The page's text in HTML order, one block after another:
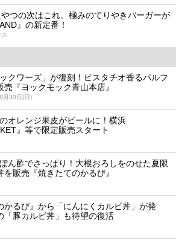
つの次はこれ。極みのてりやきバーガーが
』の新定番！
クワーズ」が復刻！ピスタチオ香るパルフ
売『ヨックモック青山本店』
月30日(日)
オレンジ果皮がビールに！横浜
』等で限定販売スタート
ん酢でさっぱり！大根おろしをのせた夏限
を販売『焼きたてのかるび』
かるび』から「にんにくカルビ丼」が発
「豚カルビ丼」も待望の復活